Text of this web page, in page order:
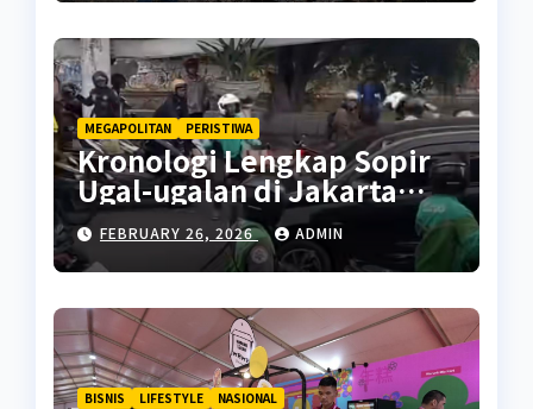
MEGAPOLITAN PERISTIWA
Kronologi Lengkap Sopir
Ugal-ugalan di Jakarta
Pusat
FEBRUARY 26, 2026 ADMIN
BISNIS LIFESTYLE NASIONAL